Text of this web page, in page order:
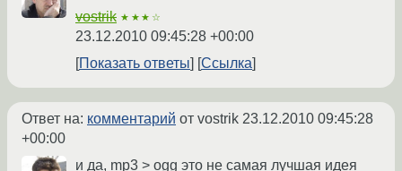
vostrik ★★★☆
23.12.2010 09:45:28 +00:00
Показать ответы
Ссылка
Ответ на: комментарий от vostrik 23.12.2010 09:45:28
+00:00
и да, mp3 > ogg это не самая лучшая идея